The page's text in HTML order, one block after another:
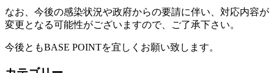
なお、今後の感染状況や政府からの要請に伴い、対応内容が
変更となる可能性がございますので、ご了承下さい。
今後ともBASE POINTを宜しくお願い致します。